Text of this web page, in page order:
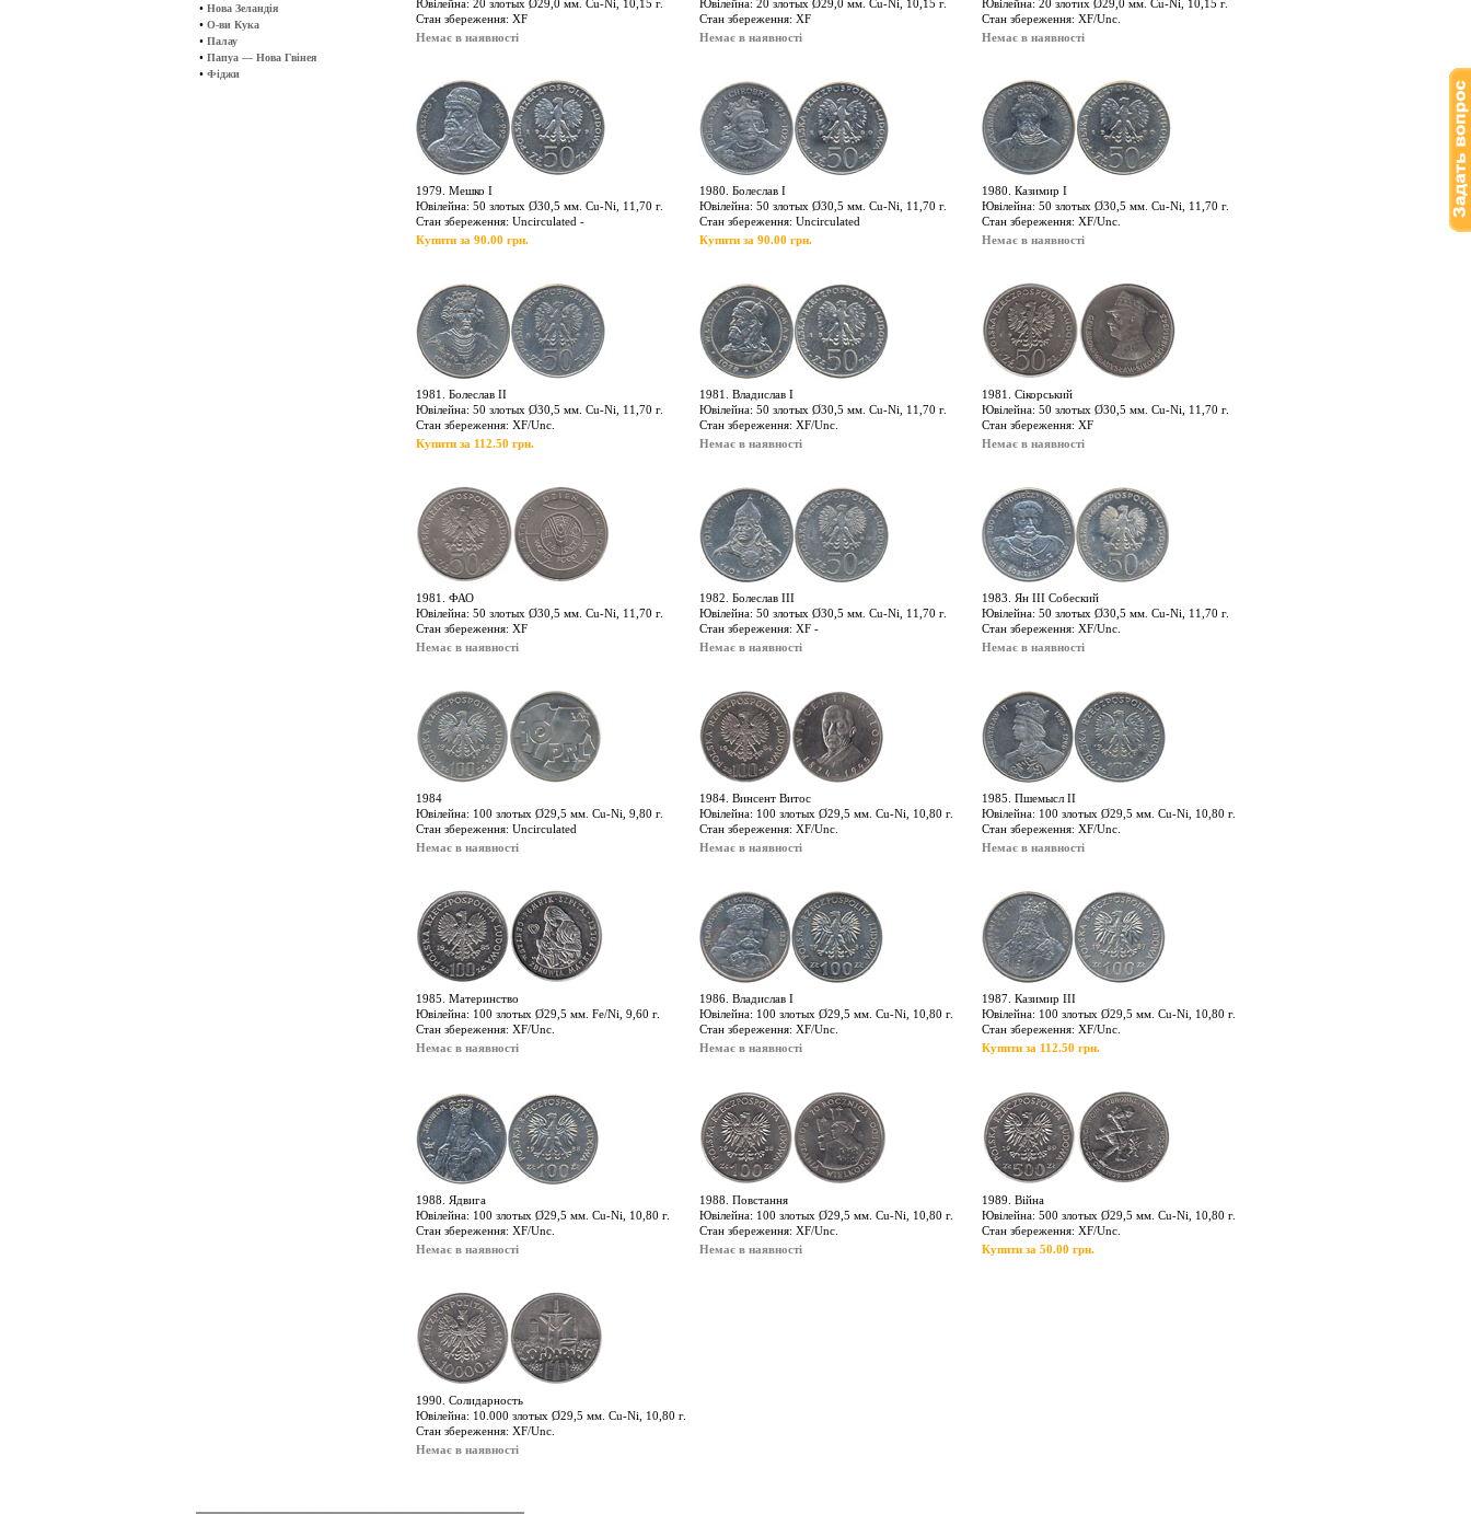
• Нова Зеландія
• О-ви Кука
• Палау
• Папуа — Нова Гвінея
• Фіджи
Ювілейна: 20 злотых Ø29,0 мм. Cu-Ni, 10,15 г.
Стан збереження: XF
Немає в наявності
Ювілейна: 20 злотых Ø29,0 мм. Cu-Ni, 10,15 г.
Стан збереження: XF
Немає в наявності
Ювілейна: 20 злотих Ø29,0 мм. Cu-Ni, 10,15 г.
Стан збереження: XF/Unc.
Немає в наявності
1979. Мешко І
Ювілейна: 50 злотых Ø30,5 мм. Cu-Ni, 11,70 г.
Стан збереження: Uncirculated -
Купити за 90.00 грн.
1980. Болеслав І
Ювілейна: 50 злотых Ø30,5 мм. Cu-Ni, 11,70 г.
Стан збереження: Uncirculated
Купити за 90.00 грн.
1980. Казимир І
Ювілейна: 50 злотых Ø30,5 мм. Cu-Ni, 11,70 г.
Стан збереження: XF/Unc.
Немає в наявності
1981. Болеслав ІІ
Ювілейна: 50 злотых Ø30,5 мм. Cu-Ni, 11,70 г.
Стан збереження: XF/Unc.
Купити за 112.50 грн.
1981. Владислав І
Ювілейна: 50 злотых Ø30,5 мм. Cu-Ni, 11,70 г.
Стан збереження: XF/Unc.
Немає в наявності
1981. Сікорський
Ювілейна: 50 злотых Ø30,5 мм. Cu-Ni, 11,70 г.
Стан збереження: XF
Немає в наявності
1981. ФАО
Ювілейна: 50 злотых Ø30,5 мм. Cu-Ni, 11,70 г.
Стан збереження: XF
Немає в наявності
1982. Болеслав ІІІ
Ювілейна: 50 злотых Ø30,5 мм. Cu-Ni, 11,70 г.
Стан збереження: XF -
Немає в наявності
1983. Ян ІІІ Собеский
Ювілейна: 50 злотых Ø30,5 мм. Cu-Ni, 11,70 г.
Стан збереження: XF/Unc.
Немає в наявності
1984
Ювілейна: 100 злотых Ø29,5 мм. Cu-Ni, 9,80 г.
Стан збереження: Uncirculated
Немає в наявності
1984. Винсент Витос
Ювілейна: 100 злотых Ø29,5 мм. Cu-Ni, 10,80 г.
Стан збереження: XF/Unc.
Немає в наявності
1985. Пшемысл ІІ
Ювілейна: 100 злотых Ø29,5 мм. Cu-Ni, 10,80 г.
Стан збереження: XF/Unc.
Немає в наявності
1985. Материнство
Ювілейна: 100 злотых Ø29,5 мм. Fe/Ni, 9,60 г.
Стан збереження: XF/Unc.
Немає в наявності
1986. Владислав І
Ювілейна: 100 злотых Ø29,5 мм. Cu-Ni, 10,80 г.
Стан збереження: XF/Unc.
Немає в наявності
1987. Казимир ІІІ
Ювілейна: 100 злотых Ø29,5 мм. Cu-Ni, 10,80 г.
Стан збереження: XF/Unc.
Купити за 112.50 грн.
1988. Ядвига
Ювілейна: 100 злотых Ø29,5 мм. Cu-Ni, 10,80 г.
Стан збереження: XF/Unc.
Немає в наявності
1988. Повстання
Ювілейна: 100 злотых Ø29,5 мм. Cu-Ni, 10,80 г.
Стан збереження: XF/Unc.
Немає в наявності
1989. Війна
Ювілейна: 500 злотых Ø29,5 мм. Cu-Ni, 10,80 г.
Стан збереження: XF/Unc.
Купити за 50.00 грн.
1990. Солидарность
Ювілейна: 10.000 злотых Ø29,5 мм. Cu-Ni, 10,80 г.
Стан збереження: XF/Unc.
Немає в наявності